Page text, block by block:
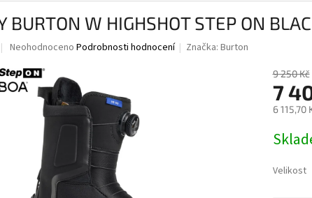
BURTON W HIGHSHOT STEP ON
Průměrné
produktu
je
hvězdiček.
Neohodnoceno Podrobnosti hodnocení Značka:Burton
9 250 Kč
7
6 115,70
cena:
Velikost